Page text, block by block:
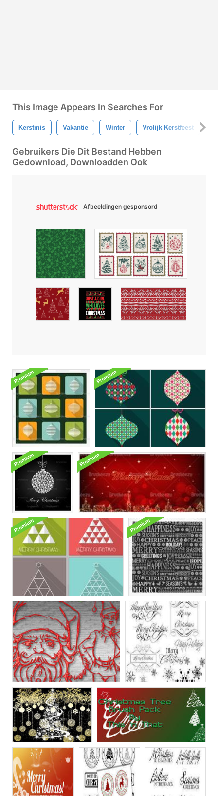
This Image Appears In Searches For
Kerstmis Vakantie Winter Vrolijk Kerstfeest
Gebruikers Die Dit Bestand Hebben
Gedownload, Downloadden Ook
Afbeeldingen gesponsord